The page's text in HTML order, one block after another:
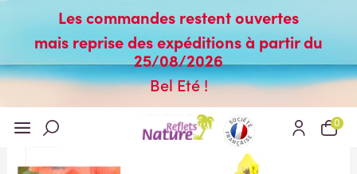
Les commandes restent ouvertes
mais reprise des expéditions à partir du
25/08/2026
Bel Eté !
0